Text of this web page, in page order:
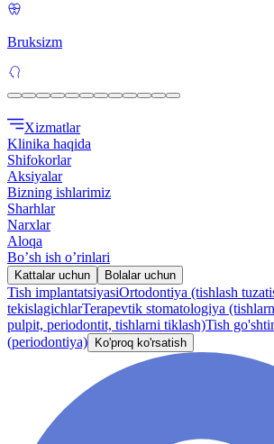
Bruksizm
Xizmatlar
Klinika haqida
Shifokorlar
Aksiyalar
Bizning ishlarimiz
Sharhlar
Narxlar
Aloqa
Boʼsh ish oʼrinlari
Kattalar uchun Bolalar uchun
Tish implantatsiyasiOrtodontiya (tishlash
tekislagichlarTerapevtik stomatologiya
pulpit, periodontit, tishlarni tiklash)Tish
(periodontiya)
Ko'proq ko'rsatish